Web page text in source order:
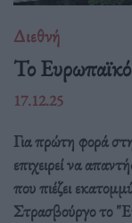
Διεθνή
Το Ευρωπαϊκό
17.12.25
Για πρώτη φορά
επιχειρεί να
που πιέζει
Στρασβούργο το